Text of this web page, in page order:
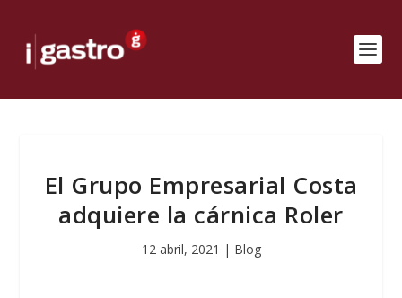
El Grupo Empresarial Costa
adquiere la cárnica Roler
12 abril, 2021 | Blog